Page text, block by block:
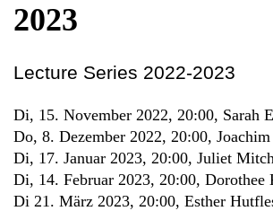
2023
Lecture Series 2022-2023
Di, 15. November 2022, 20:00, Sarah
Do, 8. Dezember 2022, 20:00,
Di, 17. Januar 2023, 20:00, Juliet
Di, 14. Februar 2023, 20:00,
Di 21. März 2023, 20:00, Esther